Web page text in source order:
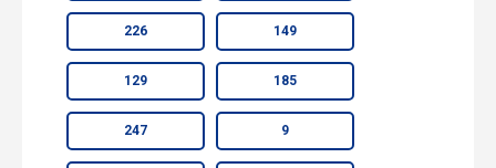
226 149
129 185
247 9